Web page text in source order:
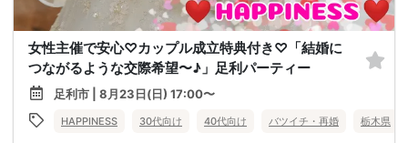
女性主催で安心♡カップル成立特典付き♡「結婚に
つながるような交際希望〜♪」足利パーティー
足利市 | 8月23日(日) 17:00〜
HAPPINESS 30代向け 40代向け バツイチ・再婚 栃木県